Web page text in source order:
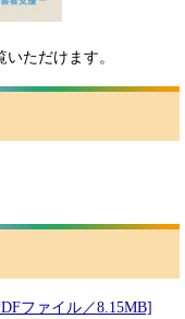
ただけます。
ファイル／8.15MB]